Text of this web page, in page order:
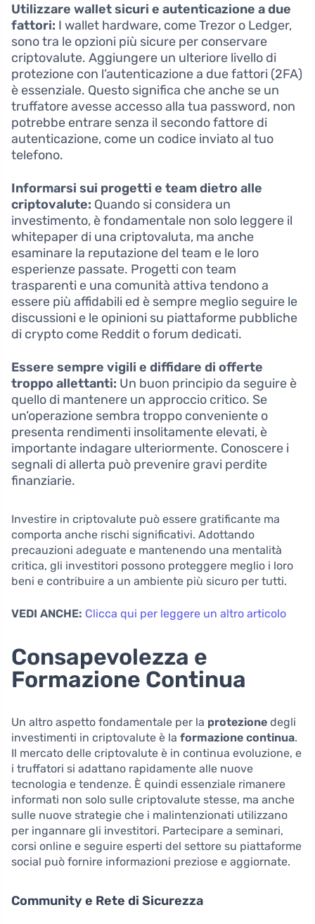
Utilizzare wallet sicuri e autenticazione a due
fattori: I wallet hardware, come Trezor o Ledger,
sono tra le opzioni più sicure per conservare
criptovalute. Aggiungere un ulteriore livello di
protezione con l’autenticazione a due fattori (2FA)
è essenziale. Questo significa che anche se un
truffatore avesse accesso alla tua password, non
potrebbe entrare senza il secondo fattore di
autenticazione, come un codice inviato al tuo
telefono.
Informarsi sui progetti e team dietro alle
criptovalute: Quando si considera un
investimento, è fondamentale non solo leggere il
whitepaper di una criptovaluta, ma anche
esaminare la reputazione del team e le loro
esperienze passate. Progetti con team
trasparenti e una comunità attiva tendono a
essere più affidabili ed è sempre meglio seguire le
discussioni e le opinioni su piattaforme pubbliche
di crypto come Reddit o forum dedicati.
Essere sempre vigili e diffidare di offerte
troppo allettanti: Un buon principio da seguire è
quello di mantenere un approccio critico. Se
un’operazione sembra troppo conveniente o
presenta rendimenti insolitamente elevati, è
importante indagare ulteriormente. Conoscere i
segnali di allerta può prevenire gravi perdite
finanziarie.
Investire in criptovalute può essere gratificante ma
comporta anche rischi significativi. Adottando
precauzioni adeguate e mantenendo una mentalità
critica, gli investitori possono proteggere meglio i loro
beni e contribuire a un ambiente più sicuro per tutti.
VEDI ANCHE: Clicca qui per leggere un altro articolo
Consapevolezza e
Formazione Continua
Un altro aspetto fondamentale per la protezione degli
investimenti in criptovalute è la formazione continua.
Il mercato delle criptovalute è in continua evoluzione, e
i truffatori si adattano rapidamente alle nuove
tecnologia e tendenze. È quindi essenziale rimanere
informati non solo sulle criptovalute stesse, ma anche
sulle nuove strategie che i malintenzionati utilizzano
per ingannare gli investitori. Partecipare a seminari,
corsi online e seguire esperti del settore su piattaforme
social può fornire informazioni preziose e aggiornate.
Community e Rete di Sicurezza